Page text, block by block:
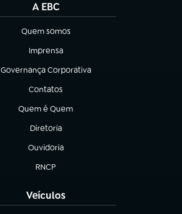
A EBC
Quem somos
(abre em nova aba)
Imprensa
(abre em nova aba)
Governança Corporativa
(abre em nova aba)
Contatos
(abre em nova aba)
Quem é Quem
(abre em nova aba)
Diretoria
(abre em nova aba)
Ouvidoria
(abre em nova aba)
RNCP
(abre em nova aba)
Veículos